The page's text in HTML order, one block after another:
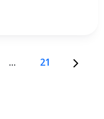
... 21